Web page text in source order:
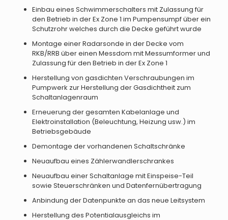
Einbau eines Schwimmerschalters mit Zulassung für
den Betrieb in der Ex Zone 1 im Pumpensumpf über ein
Schutzrohr welches durch die Decke geführt wurde
Montage einer Radarsonde in der Decke vom
RKB/RRB über einen Messdom mit Messumformer und
Zulassung für den Betrieb in der Ex Zone 1
Herstellung von gasdichten Verschraubungen im
Pumpwerk zur Herstellung der Gasdichtheit zum
Schaltanlagenraum
Erneuerung der gesamten Kabelanlage und
Elektroinstallation (Beleuchtung, Heizung usw.) im
Betriebsgebäude
Demontage der vorhandenen Schaltschränke
Neuaufbau eines Zählerwandlerschrankes
Neuaufbau einer Schaltanlage mit Einspeise-Teil
sowie Steuerschränken und Datenfernübertragung
Anbindung der Datenpunkte an das neue Leitsystem
Herstellung des Potentialausgleichs im